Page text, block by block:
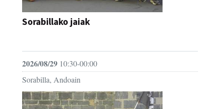
Sorabillako jaiak
2026/08/29 10:30-00:00
Sorabilla, Andoain